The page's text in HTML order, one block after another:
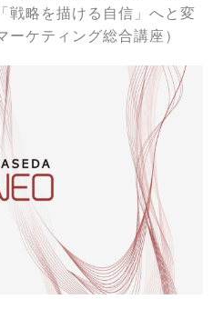
略を描ける自信」へと変
ーケティング総合講座）